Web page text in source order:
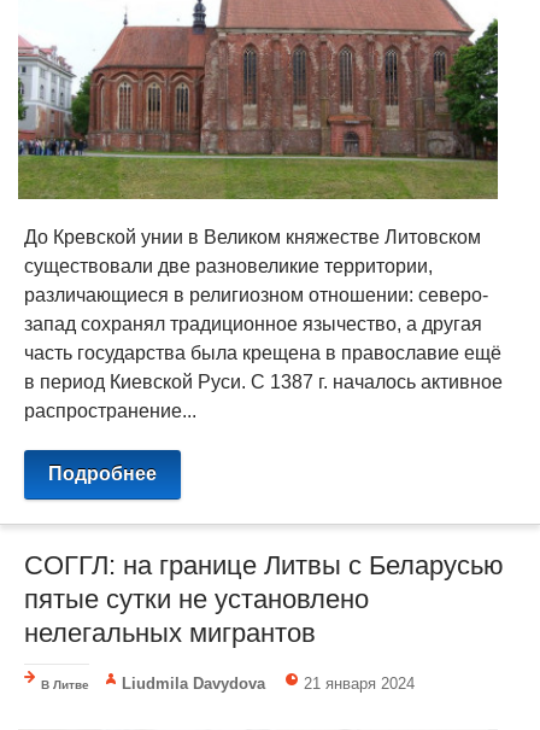
До Кревской унии в Великом княжестве Литовском
существовали две разновеликие территории,
различающиеся в религиозном отношении: северо-
запад сохранял традиционное язычество, а другая
часть государства была крещена в православие ещё
в период Киевской Руси. C 1387 г. началось активное
распространение...
Подробнее
СОГГЛ: на границе Литвы с Беларусью
пятые сутки не установлено
нелегальных мигрантов
В Литве Liudmila Davydova 21 января 2024